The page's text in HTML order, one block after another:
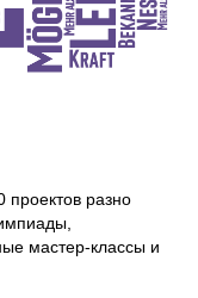
проектов разно
мастер-классы и